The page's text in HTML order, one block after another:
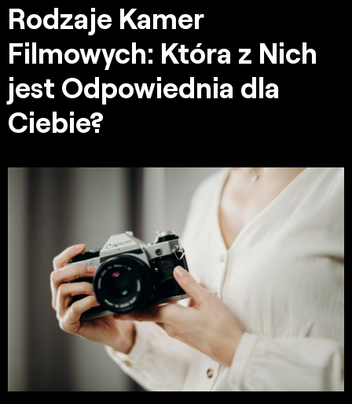
Rodzaje Kamer
Filmowych: Która z Nich
jest Odpowiednia dla
Ciebie?